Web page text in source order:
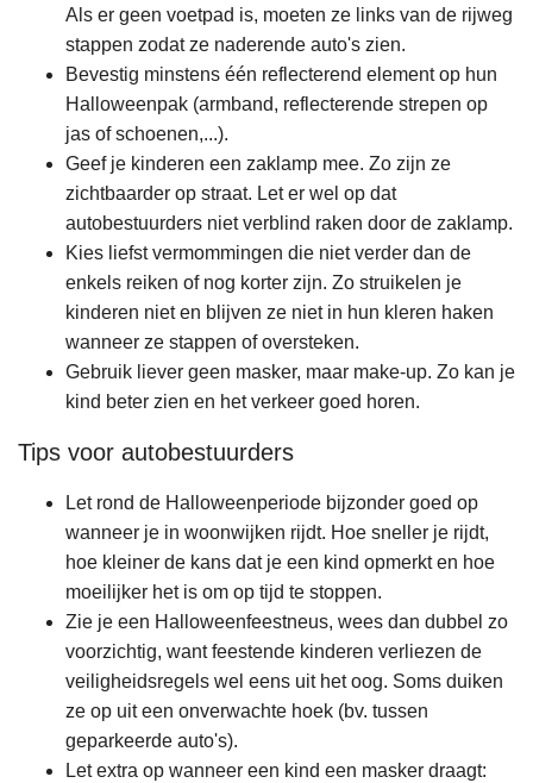
Als er geen voetpad is, moeten ze links van de rijweg
stappen zodat ze naderende auto's zien.
Bevestig minstens één reflecterend element op hun
Halloweenpak (armband, reflecterende strepen op
jas of schoenen,...).
Geef je kinderen een zaklamp mee. Zo zijn ze
zichtbaarder op straat. Let er wel op dat
autobestuurders niet verblind raken door de zaklamp.
Kies liefst vermommingen die niet verder dan de
enkels reiken of nog korter zijn. Zo struikelen je
kinderen niet en blijven ze niet in hun kleren haken
wanneer ze stappen of oversteken.
Gebruik liever geen masker, maar make-up. Zo kan je
kind beter zien en het verkeer goed horen.
Tips voor autobestuurders
Let rond de Halloweenperiode bijzonder goed op
wanneer je in woonwijken rijdt. Hoe sneller je rijdt,
hoe kleiner de kans dat je een kind opmerkt en hoe
moeilijker het is om op tijd te stoppen.
Zie je een Halloweenfeestneus, wees dan dubbel zo
voorzichtig, want feestende kinderen verliezen de
veiligheidsregels wel eens uit het oog. Soms duiken
ze op uit een onverwachte hoek (bv. tussen
geparkeerde auto's).
Let extra op wanneer een kind een masker draagt: